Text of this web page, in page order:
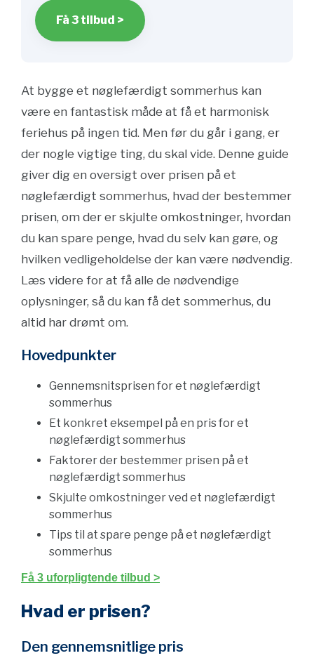
Få 3 tilbud >
At bygge et nøglefærdigt sommerhus kan
være en fantastisk måde at få et harmonisk
feriehus på ingen tid. Men før du går i gang, er
der nogle vigtige ting, du skal vide. Denne guide
giver dig en oversigt over prisen på et
nøglefærdigt sommerhus, hvad der bestemmer
prisen, om der er skjulte omkostninger, hvordan
du kan spare penge, hvad du selv kan gøre, og
hvilken vedligeholdelse der kan være nødvendig.
Læs videre for at få alle de nødvendige
oplysninger, så du kan få det sommerhus, du
altid har drømt om.
Hovedpunkter
Gennemsnitsprisen for et nøglefærdigt
sommerhus
Et konkret eksempel på en pris for et
nøglefærdigt sommerhus
Faktorer der bestemmer prisen på et
nøglefærdigt sommerhus
Skjulte omkostninger ved et nøglefærdigt
sommerhus
Tips til at spare penge på et nøglefærdigt
sommerhus
Få 3 uforpligtende tilbud >
Hvad er prisen?
Den gennemsnitlige pris